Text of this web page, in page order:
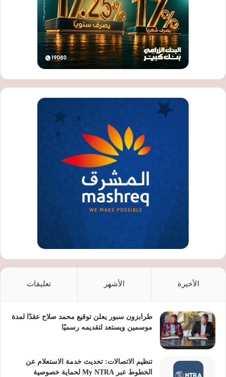
الأخيرة الأشهر تعليقات
طرابزون سبور يعلن توقيع محمد صلاح عقدًا لمدة
موسمين ويستعد لتقديمه رسميًا
تنظيم الاتصالات: تحديث خدمة الاستعلام عن
الخطوط عبر My NTRA لحماية خصوصية